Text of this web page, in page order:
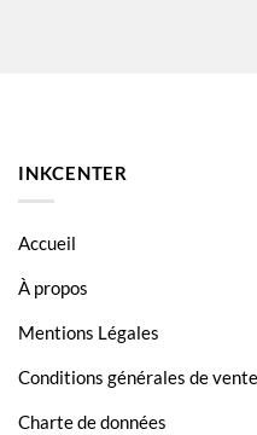
Canon Pixma TS7451
Canon Pixma TS7451A
INKCENTER
Accueil
À propos
Mentions Légales
Conditions générales de vente
Charte de données